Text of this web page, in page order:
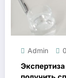
Admin